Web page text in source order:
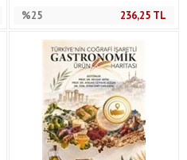
%25 236,25 TL